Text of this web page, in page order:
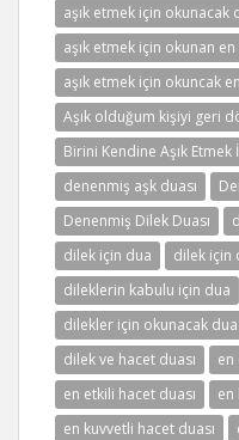
aşık etmek için okunacak
aşık etmek için okunan
aşık etmek için okuncak
Aşık olduğum kişiyi geri
Birini Kendine Aşık Etmek
denenmiş aşk duası
Denenmiş Dilek Duası
dilek için dua
dilek için
dileklerin kabulu için dua
dilekler için okunacak dua
dilek ve hacet duası
en
en etkili hacet duası
en
en kuvvetli hacet duası